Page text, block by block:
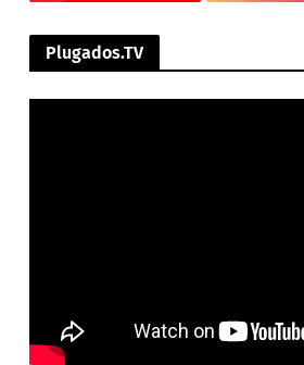
Plugados.TV